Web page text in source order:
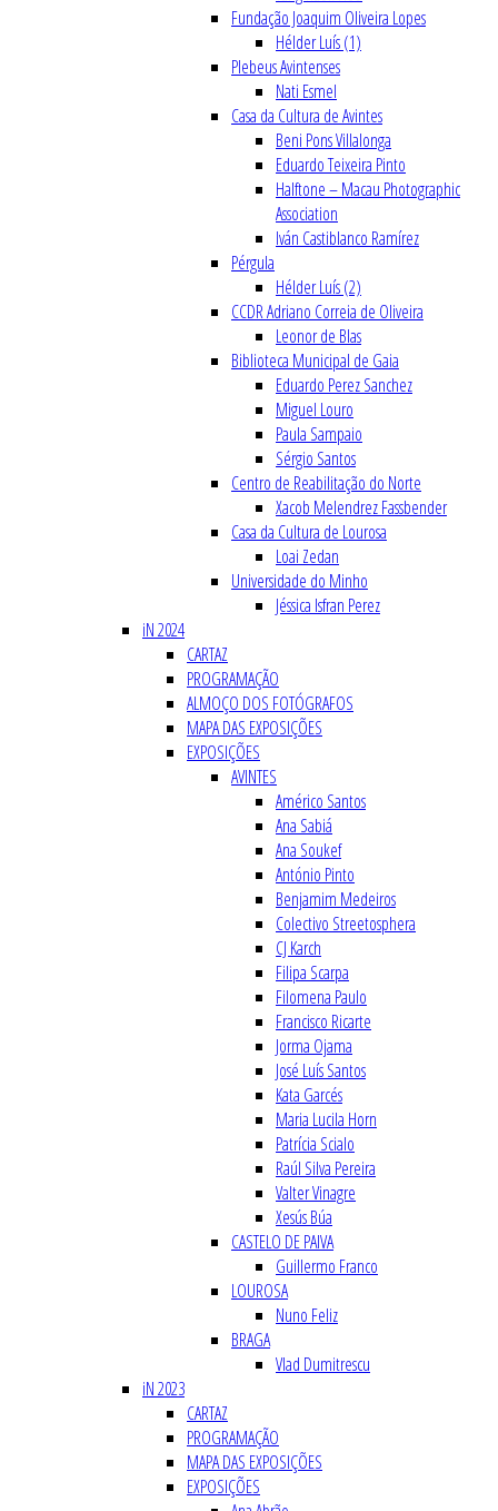
Fundação Joaquim Oliveira Lopes
Hélder Luís (1)
Plebeus Avintenses
Nati Esmel
Casa da Cultura de Avintes
Beni Pons Villalonga
Eduardo Teixeira Pinto
Halftone – Macau Photographic
Association
Iván Castiblanco Ramírez
Pérgula
Hélder Luís (2)
CCDR Adriano Correia de Oliveira
Leonor de Blas
Biblioteca Municipal de Gaia
Eduardo Perez Sanchez
Miguel Louro
Paula Sampaio
Sérgio Santos
Centro de Reabilitação do Norte
Xacob Melendrez Fassbender
Casa da Cultura de Lourosa
Loai Zedan
Universidade do Minho
Jéssica Isfran Perez
iN 2024
CARTAZ
PROGRAMAÇÃO
ALMOÇO DOS FOTÓGRAFOS
MAPA DAS EXPOSIÇÕES
EXPOSIÇÕES
AVINTES
Américo Santos
Ana Sabiá
Ana Soukef
António Pinto
Benjamim Medeiros
Colectivo Streetosphera
CJ Karch
Filipa Scarpa
Filomena Paulo
Francisco Ricarte
Jorma Ojama
José Luís Santos
Kata Garcés
Maria Lucila Horn
Patrícia Scialo
Raúl Silva Pereira
Valter Vinagre
Xesús Búa
CASTELO DE PAIVA
Guillermo Franco
LOUROSA
Nuno Feliz
BRAGA
Vlad Dumitrescu
iN 2023
CARTAZ
PROGRAMAÇÃO
MAPA DAS EXPOSIÇÕES
EXPOSIÇÕES